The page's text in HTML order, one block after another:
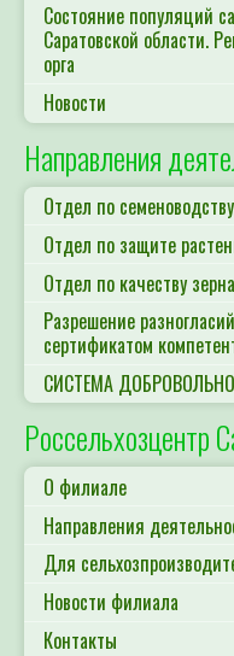
Состояние популяций
Саратовской области.
орга
Новости
Направления
Отдел по семеноводству
Отдел по защите
Отдел по качеству зерна
Разрешение
сертификатом
СИСТЕМА
Россельхозцентр
О филиале
Направления
Для
Новости филиала
Контакты